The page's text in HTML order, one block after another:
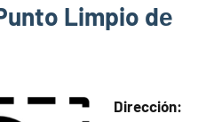
Limpio dе
Dirección: